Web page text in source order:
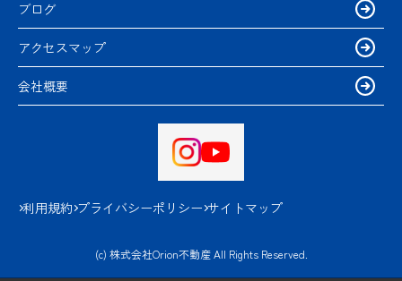
ブログ
アクセスマップ
会社概要
利用規約 プライバシーポリシー サイトマップ
(c) 株式会社Orion不動産 All Rights Reserved.